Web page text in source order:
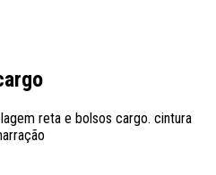
reta e bolsos cargo. cintura